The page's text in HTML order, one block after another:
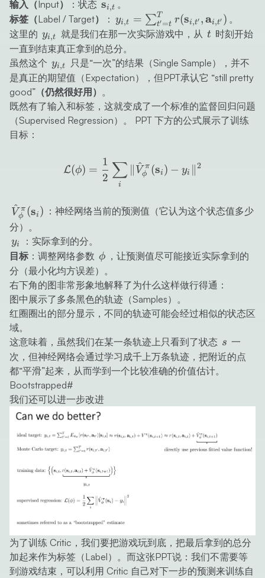
输入（Input） ：状态 \mathbf{s}_{i,t}
si,t 。
标签（Label / Target）
： y_{i,t} =
\sum_{t'=t}^T
r(\mathbf{s}_{i,t'},
\mathbf{a}_{i,t'})
yi,t = ∑t′=t
T r(si,t′ , ai,t′ ) 。
这里的 y_{i,t}
yi,t 就是我们在那一次实际游戏中，从 tt 时刻开始
一直到结束真正拿到的总分。
虽然这个 y_{i,t}
yi,t
只是“一次”的结果（Single Sample），并不
是真正的期望值（Expectation），但PPT承认它 “still pretty
good”（仍然很好用） 。
既然有了输入和标签，这就变成了一个标准的监督回归问题
（Supervised Regression）。 PPT 下方的公式展示了训练
目标：
\mathcal{L}(\phi) =
L(ϕ) =
2
1
i
∑ V
^
ϕ
π (si ) − yi ∥2
\hat{V}_\phi^\pi(\mathbf{s}_i)
V
^
ϕ
π (si ) ：神经网络当前的预测值（它认为这个状态值多少
分）。
y_i
yi
：实际拿到的分。
目标 ：调整网络参数 \phi
ϕ ，让预测值尽可能接近实际拿到的
分（最小化均方误差）。
右下角的图非常形象地解释了为什么这样做行得通：
图中展示了多条黑色的轨迹（Samples）。
红圈圈出的部分显示，不同的轨迹可能会经过相似的状态区
域。
这意味着，虽然我们在某一条轨迹上只看到了状态 ss 一
次，但神经网络会通过学习成千上万条轨迹，把附近的点
都“平滑”起来，从而学到一个比较准确的价值估计。
Bootstrapped#
我们还可以进一步改进
为了训练 Critic，我们要把游戏玩到底，把最后拿到的总分
加起来作为标签（Label）。而这张PPT说：我们不需要等
到游戏结束，可以利用 Critic 自己对下一步的预测来训练自